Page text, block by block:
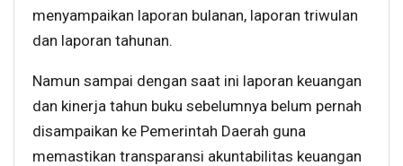
menyampaikan laporan bulanan, laporan triwulan
dan laporan tahunan.
Namun sampai dengan saat ini laporan keuangan
dan kinerja tahun buku sebelumnya belum pernah
disampaikan ke Pemerintah Daerah guna
memastikan transparansi akuntabilitas keuangan